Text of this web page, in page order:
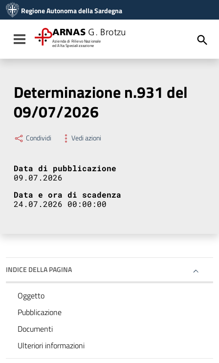
Vai al menu di navigazione
Vai al footer
Regione Autonoma della Sardegna
Toggle navigation
ARNAS G. Brotzu
Azienda di Rilievo Nazionale
ed Alta Specializzazione
Determinazione n.931 del
09/07/2026
Condividi Vedi azioni
Data di pubblicazione
09.07.2026
Data e ora di scadenza
24.07.2026 00:00:00
INDICE DELLA PAGINA
Oggetto
Pubblicazione
Documenti
Ulteriori informazioni